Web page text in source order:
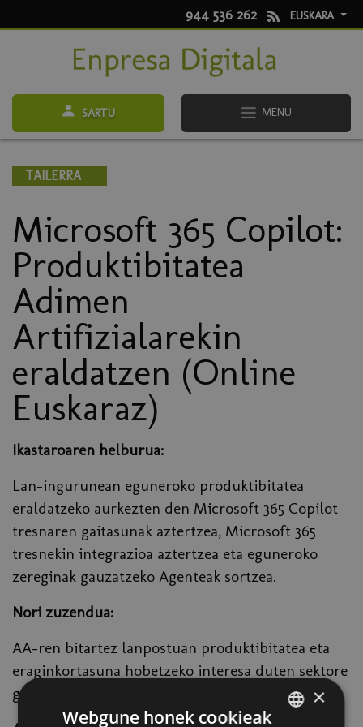
944 536 262 EUSKARA
SARTU MENU
TAILERRA
Microsoft 365 Copilot:
Produktibitatea
Adimen
Artifizialarekin
eraldatzen (Online
Euskaraz)
Ikastaroaren helburua:
Lan-ingurunean eguneroko produktibitatea
eraldatzeko aurkezten den Microsoft 365 Copilot
tresnaren gaitasunak aztertzea, Microsoft 365
tresnekin integrazioa aztertzea eta eguneroko
zereginak gauzatzeko Agenteak sortzea.
Nori zuzendua:
AA-ren bitartez lanpostuan produktibitatea eta
eraginkortasuna hobetzeko interesa duten sektore
guztietako profesionalei zuzendua.
×
Webgune honek cookieak